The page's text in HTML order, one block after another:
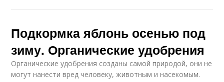
Подкормка яблонь осенью под
зиму. Органические удобрения
Органические удобрения созданы самой природой, они не
могут нанести вред человеку, животным и насекомым.